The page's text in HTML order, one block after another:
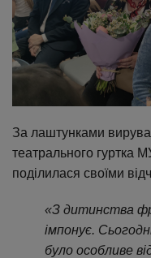
За лаштунками
театрального гуртка
поділилася своїми
«З дитинства
імпонує.
було особливе